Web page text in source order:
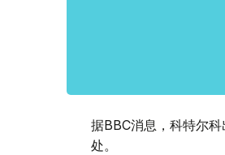
据BBC消息，科特尔
处。